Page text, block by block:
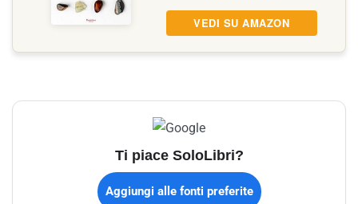
VEDI SU AMAZON
Ti piace SoloLibri?
Aggiungi alle fonti preferite